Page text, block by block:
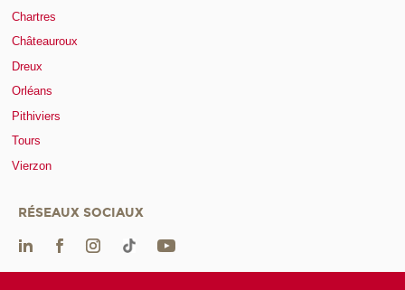
Chartres
Châteauroux
Dreux
Orléans
Pithiviers
Tours
Vierzon
RÉSEAUX SOCIAUX